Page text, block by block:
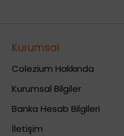
Kurumsal
Colezium Hakkında
Kurumsal Bilgiler
Banka Hesab Bilgileri
İletişim